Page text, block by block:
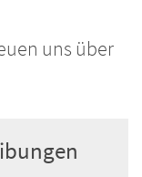
uns über